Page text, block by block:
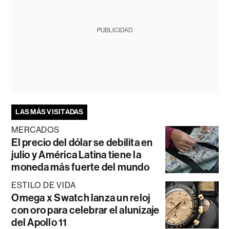
PUBLICIDAD
LAS MÁS VISITADAS
MERCADOS
El precio del dólar se debilita en
julio y América Latina tiene la
moneda más fuerte del mundo
ESTILO DE VIDA
Omega x Swatch lanza un reloj
con oro para celebrar el alunizaje
del Apollo 11